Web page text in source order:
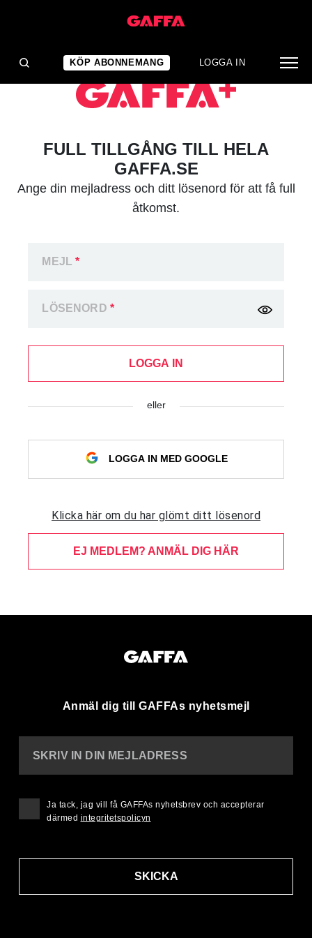
KÖP ABONNEMANG LOGGA IN
FULL TILLGÅNG TILL HELA
GAFFA.SE
Ange din mejladress och ditt lösenord för att få full
åtkomst.
MEJL*
LÖSENORD *
LOGGA IN
eller
LOGGA IN MED GOOGLE
Klicka här om du har glömt ditt lösenord
EJ MEDLEM? ANMÄL DIG HÄR
Anmäl dig till GAFFAs nyhetsmejl
SKRIV IN DIN MEJLADRESS
SKICKA
Ja tack, jag vill få GAFFAs nyhetsbrev och accepterar
därmed integritetspolicyn